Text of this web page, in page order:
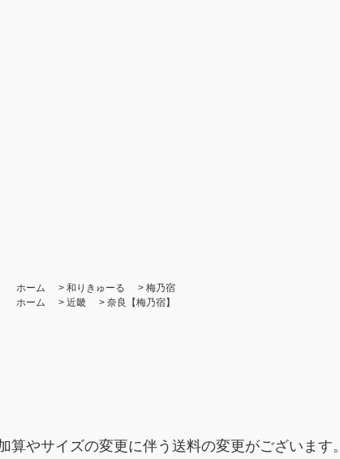
ホーム > 和りきゅーる > 梅乃宿
ホーム
> 近畿 > 奈良【梅乃宿】
算やサイズの変更に伴う送料の変更がございます。